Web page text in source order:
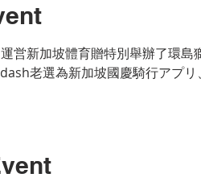
営新加坡體育贈特別舉辦了環
老選為新加坡國慶騎行アプ